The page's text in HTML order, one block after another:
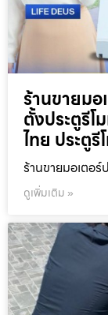
ร้านขายมอ
ตั้งประตูรี
ไทย ประตู
ร้านขายมอเตอร์
ดูเพิ่มเติม »